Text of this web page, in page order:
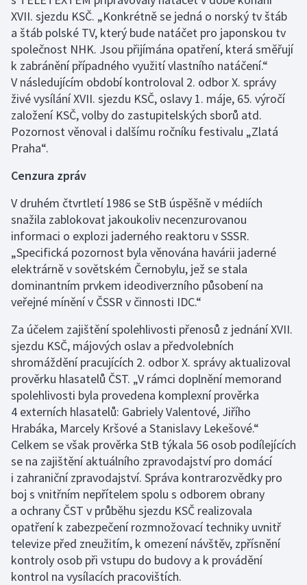
XVII. sjezdu KSČ. „Konkrétně se jedná o norský tv štáb
a štáb polské TV, který bude natáčet pro japonskou tv
společnost NHK. Jsou přijímána opatření, která směřují
k zabránění případného využití vlastního natáčení.“
V následujícím období kontroloval 2. odbor X. správy
živé vysílání XVII. sjezdu KSČ, oslavy 1. máje, 65. výročí
založení KSČ, volby do zastupitelských sborů atd.
Pozornost věnoval i dalšímu ročníku festivalu „Zlatá
Praha“.
Cenzura zpráv
V druhém čtvrtletí 1986 se StB úspěšně v médiích
snažila zablokovat jakoukoliv necenzurovanou
informaci o explozi jaderného reaktoru v SSSR.
„Specifická pozornost byla věnována havárii jaderné
elektrárně v sovětském Černobylu, jež se stala
dominantním prvkem ideodiverzního působení na
veřejné mínění v ČSSR v činnosti IDC.“
Za účelem zajištění spolehlivosti přenosů z jednání XVII.
sjezdu KSČ, májových oslav a předvolebních
shromáždění pracujících 2. odbor X. správy aktualizoval
prověrku hlasatelů ČST. „V rámci doplnění memorand
spolehlivosti byla provedena komplexní prověrka
4 externích hlasatelů: Gabriely Valentové, Jiřího
Hrabáka, Marcely Kršové a Stanislavy Lekešové.“
Celkem se však prověrka StB týkala 56 osob podílejících
se na zajištění aktuálního zpravodajství pro domácí
i zahraniční zpravodajství. Správa kontrarozvědky pro
boj s vnitřním nepřítelem spolu s odborem obrany
a ochrany ČST v průběhu sjezdu KSČ realizovala
opatření k zabezpečení rozmnožovací techniky uvnitř
televize před zneužitím, k omezení návštěv, zpřísnění
kontroly osob při vstupu do budovy a k provádění
kontrol na vysílacích pracovištích.